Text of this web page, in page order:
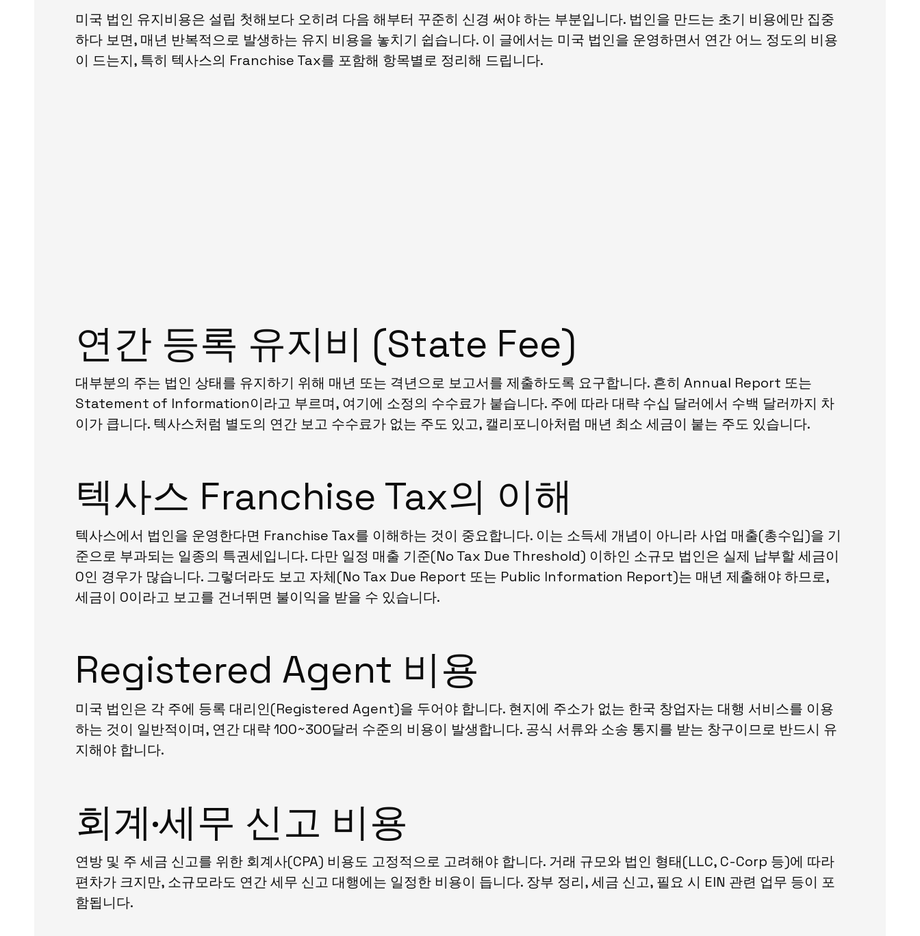
미국 법인 유지비용은 설립 첫해보다 오히려 다음 해부터 꾸준히 신경 써야 하는 부분입니다. 법인을 만드는 초기 비용에만 집중
하다 보면, 매년 반복적으로 발생하는 유지 비용을 놓치기 쉽습니다. 이 글에서는 미국 법인을 운영하면서 연간 어느 정도의 비용
이 드는지, 특히 텍사스의 Franchise Tax를 포함해 항목별로 정리해 드립니다.
연간 등록 유지비 (State Fee)
대부분의 주는 법인 상태를 유지하기 위해 매년 또는 격년으로 보고서를 제출하도록 요구합니다. 흔히 Annual Report 또는
Statement of Information이라고 부르며, 여기에 소정의 수수료가 붙습니다. 주에 따라 대략 수십 달러에서 수백 달러까지 차
이가 큽니다. 텍사스처럼 별도의 연간 보고 수수료가 없는 주도 있고, 캘리포니아처럼 매년 최소 세금이 붙는 주도 있습니다.
텍사스 Franchise Tax의 이해
텍사스에서 법인을 운영한다면 Franchise Tax를 이해하는 것이 중요합니다. 이는 소득세 개념이 아니라 사업 매출(총수입)을 기
준으로 부과되는 일종의 특권세입니다. 다만 일정 매출 기준(No Tax Due Threshold) 이하인 소규모 법인은 실제 납부할 세금이
0인 경우가 많습니다. 그렇더라도 보고 자체(No Tax Due Report 또는 Public Information Report)는 매년 제출해야 하므로,
세금이 0이라고 보고를 건너뛰면 불이익을 받을 수 있습니다.
Registered Agent 비용
미국 법인은 각 주에 등록 대리인(Registered Agent)을 두어야 합니다. 현지에 주소가 없는 한국 창업자는 대행 서비스를 이용
하는 것이 일반적이며, 연간 대략 100~300달러 수준의 비용이 발생합니다. 공식 서류와 소송 통지를 받는 창구이므로 반드시 유
지해야 합니다.
회계·세무 신고 비용
연방 및 주 세금 신고를 위한 회계사(CPA) 비용도 고정적으로 고려해야 합니다. 거래 규모와 법인 형태(LLC, C-Corp 등)에 따라
편차가 크지만, 소규모라도 연간 세무 신고 대행에는 일정한 비용이 듭니다. 장부 정리, 세금 신고, 필요 시 EIN 관련 업무 등이 포
함됩니다.